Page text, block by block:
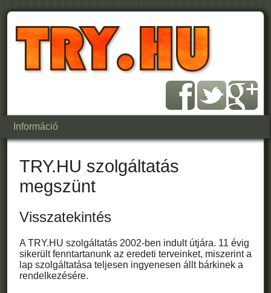
Információ
TRY.HU szolgáltatás
megszünt
Visszatekintés
A TRY.HU szolgáltatás 2002-ben indult útjára. 11 évig
sikerült fenntartanunk az eredeti terveinket, miszerint a
lap szolgáltatása teljesen ingyenesen állt bárkinek a
rendelkezésére.